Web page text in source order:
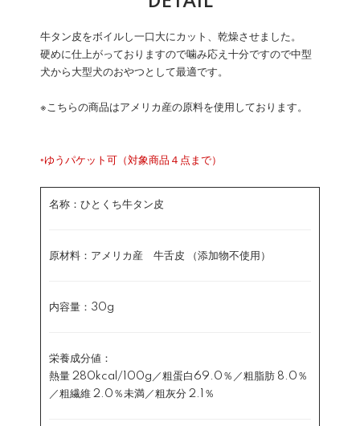
牛タン皮をボイルし一口大にカット、乾燥させました。
硬めに仕上がっておりますので噛み応え十分ですので中型
犬から大型犬のおやつとして最適です。
※こちらの商品はアメリカ産の原料を使用しております。
◦ゆうパケット可（対象商品４点まで）
名称：ひとくち牛タン皮
原材料：アメリカ産 牛舌皮 （添加物不使用）
内容量：30g
栄養成分値：
熱量 280kcal/100g／粗蛋白69.0％／粗脂肪 8.0％
／粗繊維 2.0％未満／粗灰分 2.1％